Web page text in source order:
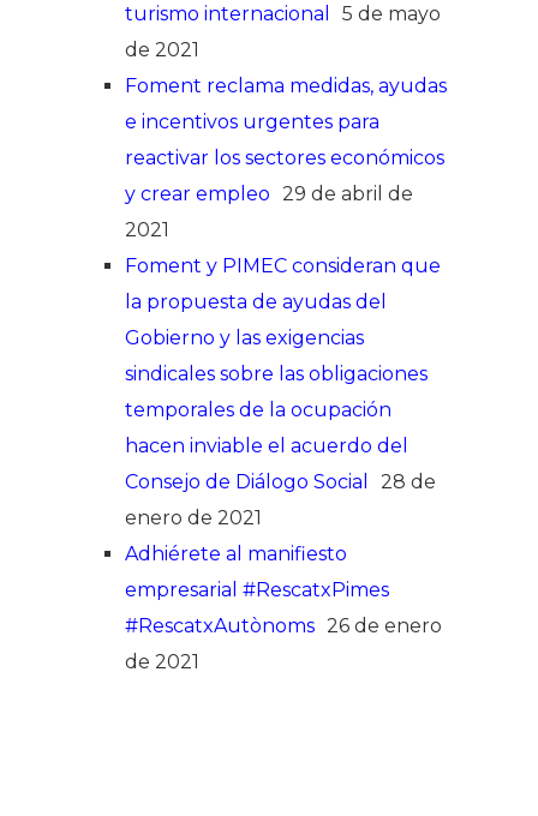
turismo internacional
5 de mayo
de 2021
Foment reclama medidas, ayudas
e incentivos urgentes para
reactivar los sectores económicos
y crear empleo 29 de abril de
2021
Foment y PIMEC consideran que
la propuesta de ayudas del
Gobierno y las exigencias
sindicales sobre las obligaciones
temporales de la ocupación
hacen inviable el acuerdo del
Consejo de Diálogo Social
28 de
enero de 2021
Adhiérete al manifiesto
empresarial #RescatxPimes
#RescatxAutònoms 26 de enero
de 2021